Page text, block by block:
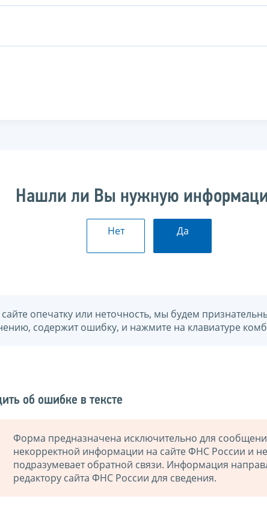
Нашли ли Вы нужную
Нет Да
опечатку или неточность, мы будем
содержит ошибку, и нажмите на клавиатуре
об ошибке в тексте
Форма предназначена исключительно для
некорректной информации на сайте ФНС России и не
подразумевает обратной связи. Информация
редактору сайта ФНС России для сведения.